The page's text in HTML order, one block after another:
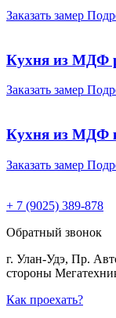
Заказать замер
Кухня из МДФ
Заказать замер
Кухня из МДФ
Заказать замер
+ 7 (9025) 389-878
Обратный звонок
г. Улан-Удэ, Пр.
стороны
Как проехать?